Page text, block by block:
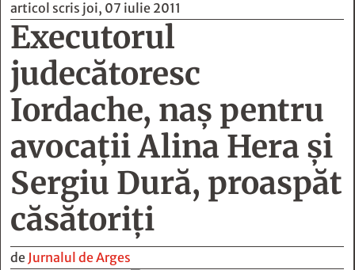
judecătoresc
Iordache, naş pentru
avocaţii Alina Hera şi
Sergiu Dură, proaspăt
căsătoriţi
Jurnalul de Arges
Sâmbăta trecută, zi de mare veselie şi distracţie în